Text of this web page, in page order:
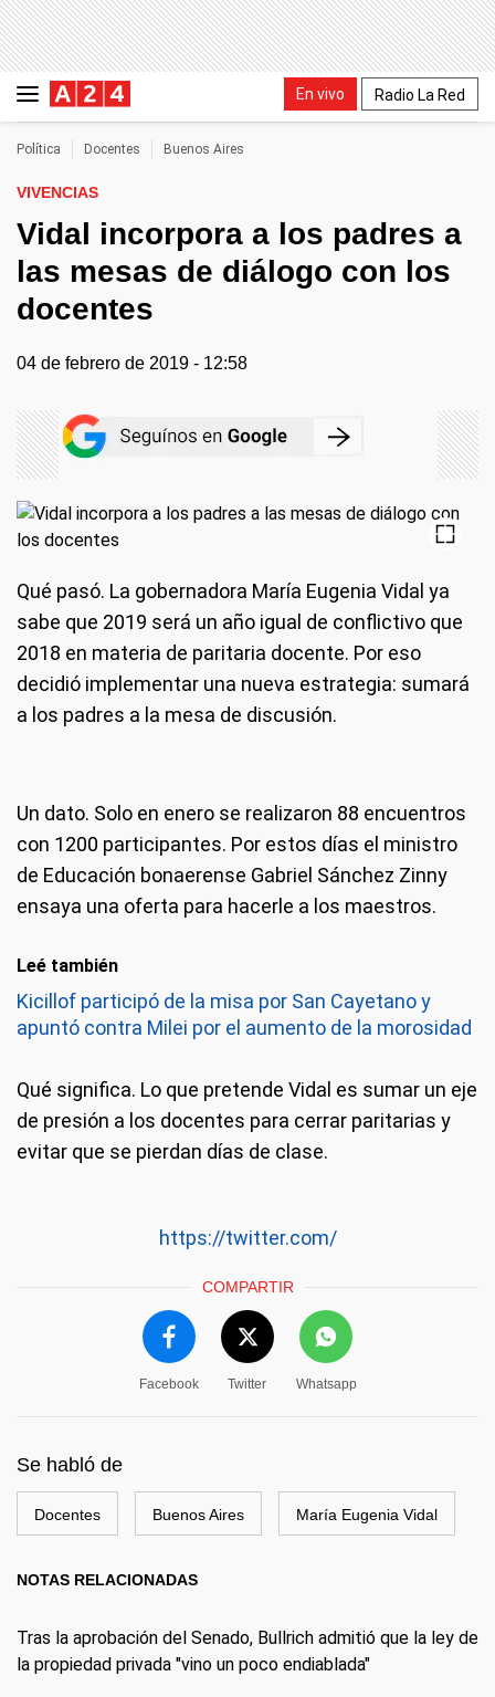
En vivo Radio La Red
Política Docentes Buenos Aires
VIVENCIAS
Vidal incorpora a los padres a
las mesas de diálogo con los
docentes
04 de febrero de 2019 - 12:58
Qué pasó. La gobernadora María Eugenia Vidal ya
sabe que 2019 será un año igual de conflictivo que
2018 en materia de paritaria docente. Por eso
decidió implementar una nueva estrategia: sumará
a los padres a la mesa de discusión.
Un dato. Solo en enero se realizaron 88 encuentros
con 1200 participantes. Por estos días el ministro
de Educación bonaerense Gabriel Sánchez Zinny
ensaya una oferta para hacerle a los maestros.
Leé también
Kicillof participó de la misa por San Cayetano y
apuntó contra Milei por el aumento de la morosidad
Qué significa. Lo que pretende Vidal es sumar un eje
de presión a los docentes para cerrar paritarias y
evitar que se pierdan días de clase.
https://twitter.com/
COMPARTIR
Facebook Twitter Whatsapp
Se habló de
Docentes Buenos Aires María Eugenia Vidal
NOTAS RELACIONADAS
Tras la aprobación del Senado, Bullrich admitió que la ley de
la propiedad privada "vino un poco endiablada"